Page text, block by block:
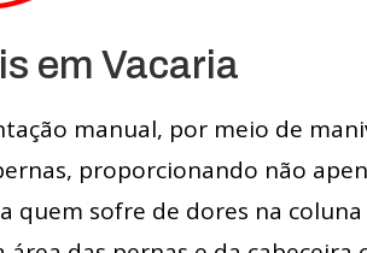
em Vacaria
manual, por meio de
proporcionando não
sofre de dores na